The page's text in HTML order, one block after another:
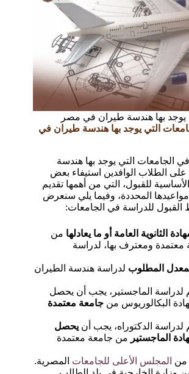
يوجد بها هندسة طيران في مصر
التي يوجد بها هندسة طيران في
الجامعات التي يوجد بها هندسة
الطلاب الوافدين استيفاء بعض
للقبول، التي من أهمها تقديم
المحددة، وفيما يلي سنعرض
للدراسة في الجامعات:
الثانوية العامة أو ما يعادلها من
معتمدة ومعترف بها، لدراسة
المطلوب لدراسة هندسة الطيران
لدراسة الماجستير، يجب أن يحصل
البكالوريوس من جامعة معتمدة
لدراسة الدكتوراه، يجب أن يحصل
الماجستير من جامعة معتمدة
من المجلس الأعلى للجامعات المصرية.